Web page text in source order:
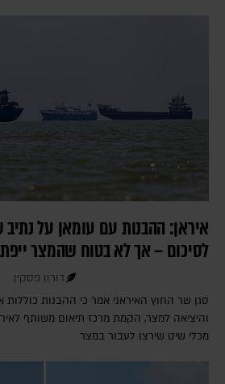
איראן: ההבנות עם עומאן על
לסיכום – אך לא בטוח שהמצר
דורון פסקין
סגן שר החוץ האיראני אמר כי ההבנות כוללות
והיציאה למצר, הקמת מרכז תיאום משותף
מכלי שיט שירצו לעבור במצר